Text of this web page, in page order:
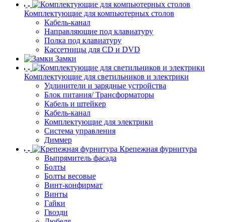
Комплектующие для компьютерных столов
Кабель-канал
Направляющие под клавиатуру
Полка под клавиатуру
Кассетницы для CD и DVD
Замки
Комплектующие для светильников и электрики
Удлинители и зарядные устройства
Блок питания/ Трансформаторы
Кабель и штейкер
Кабель-канал
Комплектующие для электрики
Система управления
Диммер
Крепежная фурнитура
Выпрямитель фасада
Болты
Болты весовые
Винт-конфирмат
Винты
Гайки
Гвозди